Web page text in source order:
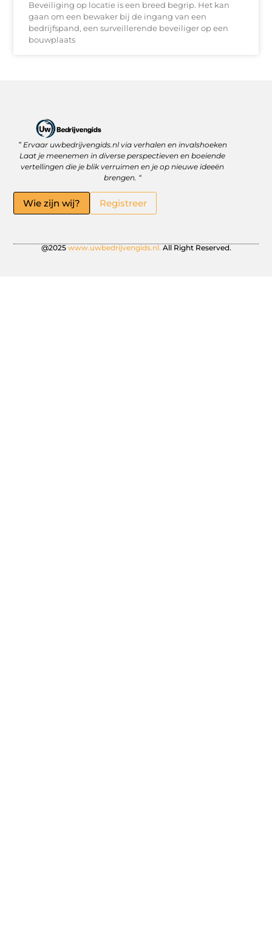
Beveiliging op locatie is een breed begrip. Het kan
gaan om een bewaker bij de ingang van een
bedrijfspand, een surveillerende beveiliger op een
bouwplaats
” Ervaar uwbedrijvengids.nl via verhalen en invalshoeken
Laat je meenemen in diverse perspectieven en boeiende
vertellingen die je blik verruimen en je op nieuwe ideeën
brengen. “
Wie zijn wij? Registreer
@2025 www.uwbedrijvengids.nl. All Right Reserved.